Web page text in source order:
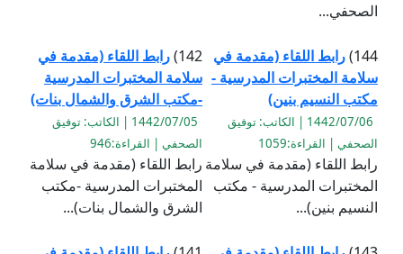
الصحفي...
144) رابط اللقاء (مقدمة في
سلامة المختبرات المدرسية -
مكتب النسيم بنين)
1442/07/06 | الكاتب: توفيق
الصحفي | القراءة:1059
رابط اللقاء (مقدمة في سلامة
المختبرات المدرسية - مكتب
النسيم بنين)...
142) رابط اللقاء (مقدمة في
سلامة المختبرات المدرسية
-مكتب الشرق والشمال بنات)
1442/07/05 | الكاتب: توفيق
الصحفي | القراءة:946
رابط اللقاء (مقدمة في سلامة
المختبرات المدرسية -مكتب
الشرق والشمال بنات)...